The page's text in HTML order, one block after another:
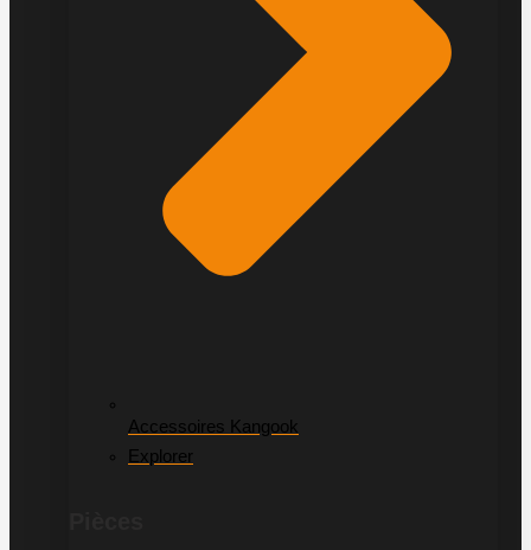
Accessoires Kangook
Explorer